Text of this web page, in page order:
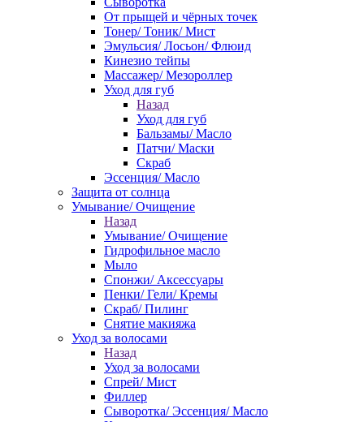
От прыщей и чёрных точек
Тонер/ Тоник/ Мист
Эмульсия/ Лосьон/ Флюид
Кинезио тейпы
Массажер/ Мезороллер
Уход для губ
Назад
Уход для губ
Бальзамы/ Масло
Патчи/ Маски
Скраб
Эссенция/ Масло
Защита от солнца
Умывание/ Очищение
Назад
Умывание/ Очищение
Гидрофильное масло
Мыло
Спонжи/ Аксессуары
Пенки/ Гели/ Кремы
Скраб/ Пилинг
Снятие макияжа
Уход за волосами
Назад
Уход за волосами
Спрей/ Мист
Филлер
Сыворотка/ Эссенция/ Масло